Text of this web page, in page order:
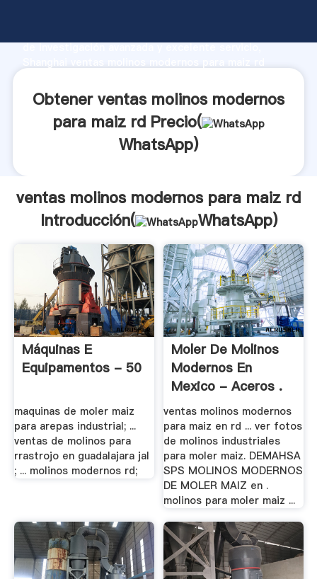
de investigación avanzada y excelente servicio,
clientes.
Obtener ventas molinos modernos
para maiz rd Precio(
WhatsApp)
ventas molinos modernos para maiz rd
Introducción(
WhatsApp)
Máquinas E
Equipamentos - 50
maquinas de moler maiz
para arepas industrial; ...
ventas de molinos para
rrastrojo en guadalajara jal
; ... molinos modernos rd;
Moler De Molinos
Modernos En
Mexico - Aceros .
ventas molinos modernos
para maiz en rd ... ver fotos
de molinos industriales
para moler maiz. DEMAHSA
SPS MOLINOS MODERNOS
DE MOLER MAIZ en .
molinos para moler maiz ...